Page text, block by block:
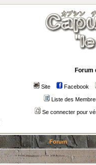
Forum
Site Facebook
Liste des
Se connecter pour
Forum